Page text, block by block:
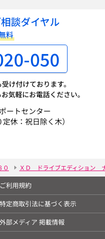
談ダイヤル
料
050
け付けております。
気軽にお電話ください。
ートセンター
定休：祝日除く木）
０ ＸＤ ドライブエディション
ご利用規約
特定商取引法に基づく表示
外部メディア 掲載情報